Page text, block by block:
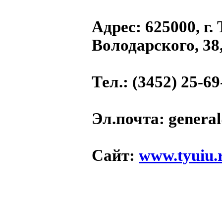
Адрес: 625000,
Володарского,
Тел.: (3452) 25-
Эл.почта:
Сайт: